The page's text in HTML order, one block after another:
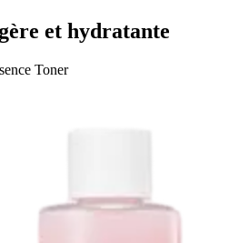
et hydratante
Toner